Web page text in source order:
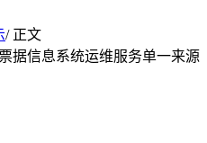
/ 正文
据信息系统运维服务单一来源